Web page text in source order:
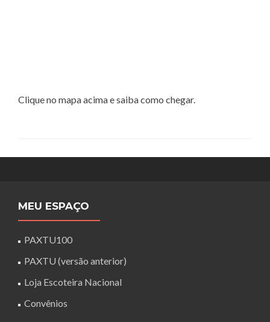
Clique no mapa acima e saiba como chegar.
MEU ESPAÇO
PAXTU100
PAXTU (versão anterior)
Loja Escoteira Nacional
Convênios